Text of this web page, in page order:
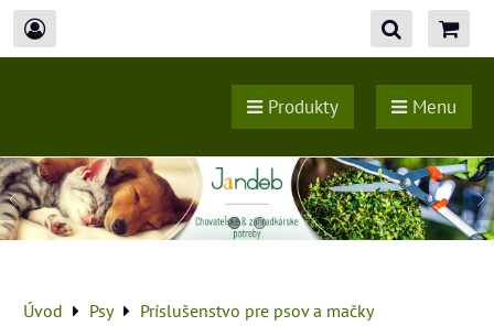
Produkty Menu
Úvod Psy Príslušenstvo pre psov a mačky